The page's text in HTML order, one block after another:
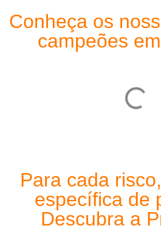
Conheça os
campeões
Para cada
específica de
Descubra a